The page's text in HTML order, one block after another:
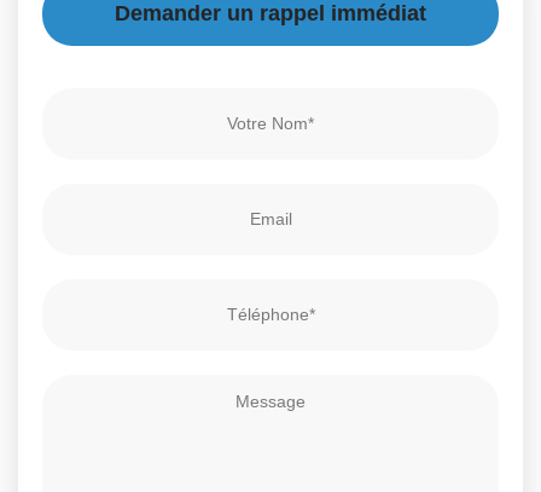
Demander un rappel immédiat